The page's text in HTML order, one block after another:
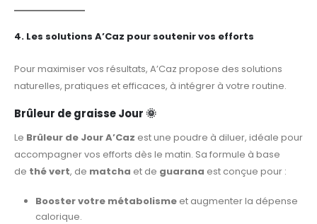
4. Les solutions A’Caz pour soutenir vos efforts
Pour maximiser vos résultats, A’Caz propose des solutions
naturelles, pratiques et efficaces, à intégrer à votre routine.
Brûleur de graisse Jour 🌞
Le Brûleur de Jour A’Caz est une poudre à diluer, idéale pour
accompagner vos efforts dès le matin. Sa formule à base
de thé vert, de matcha et de guarana est conçue pour :
Booster votre métabolismeet augmenter la dépense
calorique.